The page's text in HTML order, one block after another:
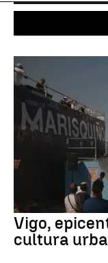
Vigo,
cultura